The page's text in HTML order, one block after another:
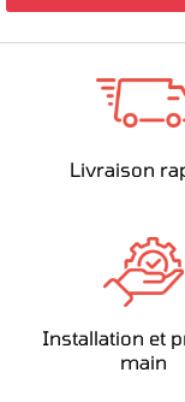
Livraison
Installation et
main